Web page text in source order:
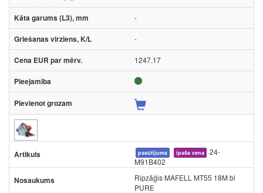
-
-
1247.17
pasūtījums īpaša cena
24-
M91B402
Ripzāģis MAFELL MT55 18M bl
PURE